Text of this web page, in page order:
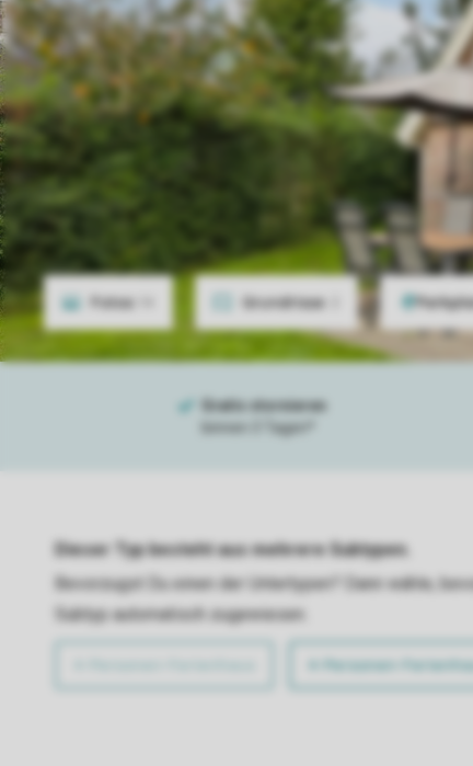
Fotos Grundrisse
Dieser Typ besteht aus mehrere Subtypen.
Bevorzugst Du einen der Untertypen? Dann wähle,
Subtyp automatisch zugewiesen.
4-Personen-